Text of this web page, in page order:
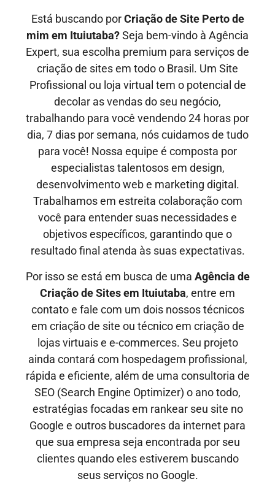
Está buscando porCriação de Site Perto de
mim em Ituiutaba?Seja bem-vindo à Agência
Expert, sua escolha premium para serviços de
criação de sites em todo o Brasil. Um Site
Profissional ou loja virtual tem o potencial de
decolar as vendas do seu negócio,
trabalhando para você vendendo 24 horas por
dia, 7 dias por semana, nós cuidamos de tudo
para você! Nossa equipe é composta por
especialistas talentosos em design,
desenvolvimento web e marketing digital.
Trabalhamos em estreita colaboração com
você para entender suas necessidades e
objetivos específicos, garantindo que o
resultado final atenda às suas expectativas.
Por isso se está em busca de uma Agência de
Criação de Sites em Ituiutaba, entre em
contato e fale com um dois nossos técnicos
em criação de site ou técnico em criação de
lojas virtuais e e-commerces. Seu projeto
ainda contará com hospedagem profissional,
rápida e eficiente, além de uma consultoria de
SEO (Search Engine Optimizer) o ano todo,
estratégias focadas em rankear seu site no
Google e outros buscadores da internet para
que sua empresa seja encontrada por seu
clientes quando eles estiverem buscando
seus serviços no Google.